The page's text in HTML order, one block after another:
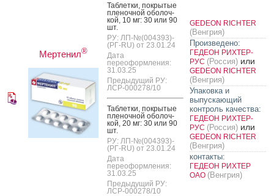
Мертенил®
Таб­летки, пок­ры­тые
пле­ноч­ной обо­лоч­
кой, 10 мг: 30 или 90
шт.
РУ: ЛП-№(004393)-
(РГ-RU) от 23.01.24
Дата
переоформления:
31.03.25
Предыдущий РУ:
ЛСР-000278/10
Таб­летки, пок­ры­тые
пле­ноч­ной обо­лоч­
кой, 20 мг: 30 или 90
шт.
РУ: ЛП-№(004393)-
(РГ-RU) от 23.01.24
Дата
переоформления:
31.03.25
Предыдущий РУ:
ЛСР-000278/10
GEDEON RICHTER
(Венгрия)
Произведено:
ГЕДЕОН РИХТЕР-
РУС (Россия) или
GEDEON RICHTER
(Венгрия)
Упаковка и
выпускающий
контроль качества:
ГЕДЕОН РИХТЕР-
РУС (Россия) или
GEDEON RICHTER
(Венгрия)
контакты:
ГЕДЕОН РИХТЕР
ОАО (Венгрия)